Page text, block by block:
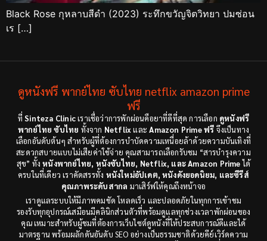
Black Rose กุหลาบสีดำ (2023) ระทึกขวัญจิตวิทยา ปมซ่อน
เร […]
ดูหนังฟรี พากย์ไทย ซับไทย netflix amazon prime
ฟรี
ที่Sinteza Clinicเราเชื่อว่าการพักผ่อนคือยาที่ดีที่สุด การเลือก ดูหนังฟรี
พากย์ไทย ซับไทย ทั้งจาก NetflixและAmazon Prime ฟรี จึงเป็นทาง
เลือกอันดับต้นๆ สำหรับผู้ที่ต้องการบำบัดความเหนื่อยล้าด้วยความบันเทิงที่
สะดวกสบายแบบไม่เสียค่าใช้จ่าย คุณสามารถเลือกรับชม “สารบำรุงความ
สุข” ทั้งหนังพากย์ไทย, หนังซับไทย, Netflix, และ Amazon Primeได้
ครบในที่เดียว เราคัดสรรทั้ง หนังใหม่อัปเดต, หนังดังยอดนิยม, และซีรีส์
คุณภาพระดับสากล มาเสิร์ฟให้คุณถึงหน้าจอ
เราดูแลระบบให้มีภาพคมชัด โหลดเร็ว และปลอดภัยในทุกการเข้าชม
รองรับทุกอุปกรณ์เสมือนมีคลินิกส่วนตัวที่พร้อมดูแลทุกช่วงเวลาพักผ่อนของ
คุณ เหมาะสำหรับผู้ชมที่ต้องการเว็บไซต์ดูหนังที่ให้ประสบการณ์ดีและได้
มาตรฐาน พร้อมผลักดันอันดับ SEO อย่างเป็นธรรมชาติด้วยคีย์เวิร์ดความ